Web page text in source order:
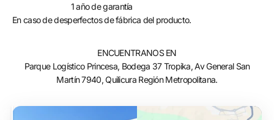
1 año de garantía
En caso de desperfectos de fábrica del producto.
ENCUENTRANOS EN
Parque Logístico Princesa, Bodega 37 Tropika, Av General San
Martín 7940, Quilicura Región Metropolitana.